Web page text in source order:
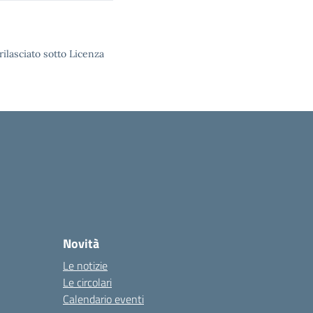
sotto Licenza
Novità
Le notizie
Le circolari
Calendario eventi